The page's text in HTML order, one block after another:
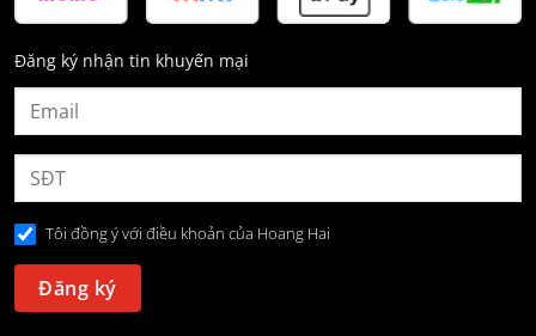
Đăng ký nhận tin khuyến mại
Tôi đồng ý với điều khoản của Hoang Hai